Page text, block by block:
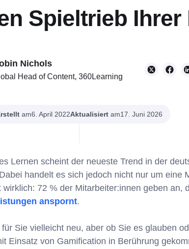
Spieltrieb Ihrer
Nichols
Head of Content, 360Learning
am6. April 2022Aktualisiertam17. Juni 2026
Lernen scheint der neueste Trend in der
handelt es sich jedoch nicht nur um eine
72 % der Mitarbeiter:innen geben an,
anspornt.
Sie vielleicht neu, aber ob Sie es glauben
Einsatz von Gamification in Berührung